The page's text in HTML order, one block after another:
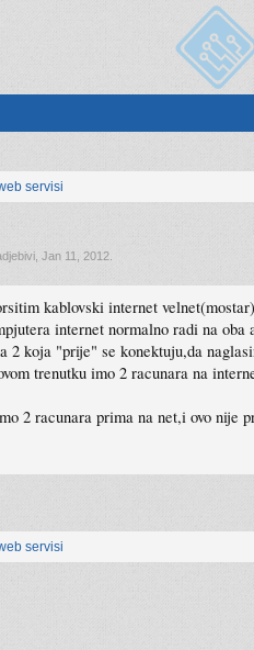
servisi
Jan 11, 2012
kablovski internet
internet normalno radi na
2 koja "prije" se konektuju,da
trenutku imo 2 racunara na
2 racunara prima na net,i ovo
servisi